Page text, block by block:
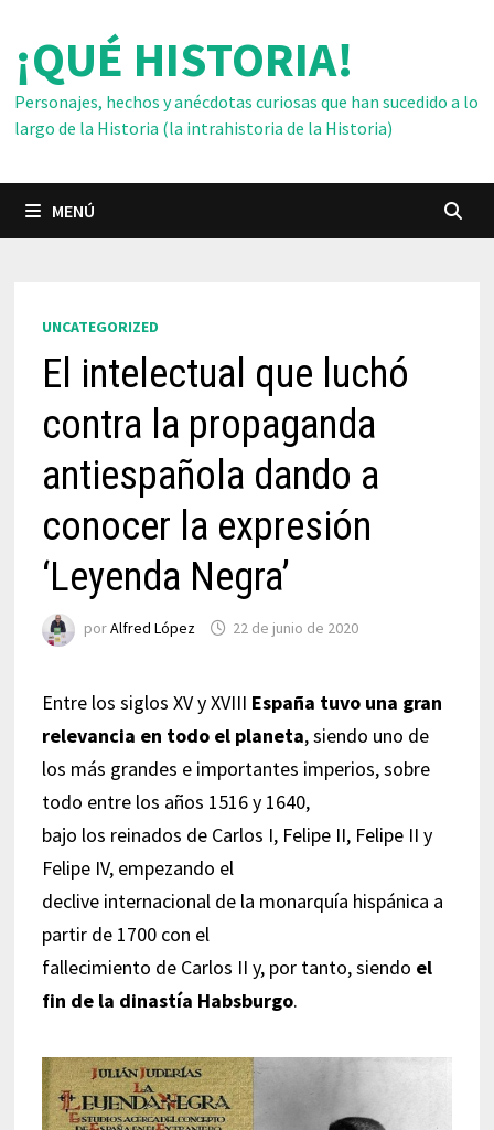
contenido
¡QUÉ HISTORIA!
Personajes, hechos y anécdotas curiosas que han sucedido a lo
largo de la Historia (la intrahistoria de la Historia)
MENÚ
UNCATEGORIZED
El intelectual que luchó
contra la propaganda
antiespañola dando a
conocer la expresión
‘Leyenda Negra’
porAlfred López 22 de junio de 2020
Entre los siglos XV y XVIII España tuvo una gran
relevancia en todo el planeta, siendo uno de
los más grandes e importantes imperios, sobre
todo entre los años 1516 y 1640,
bajo los reinados de Carlos I, Felipe II, Felipe II y
Felipe IV, empezando el
declive internacional de la monarquía hispánica a
partir de 1700 con el
fallecimiento de Carlos II y, por tanto, siendo el
fin de la dinastía Habsburgo.